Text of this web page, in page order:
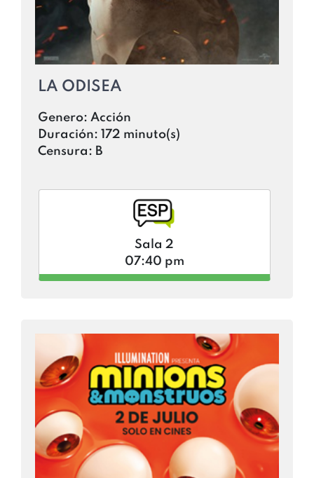
LA ODISEA
Genero: Acción
Duración: 172 minuto(s)
Censura: B
Sala 2
07:40 pm